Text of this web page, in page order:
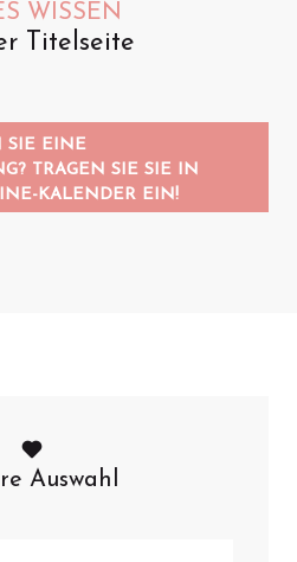
WISSEN
Titelseite
SIE EINE
TRAGEN SIE SIE IN
KALENDER EIN!
Auswahl